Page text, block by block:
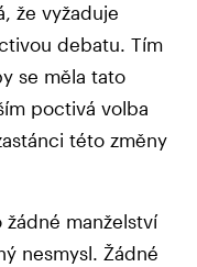
že vyžaduje
debatu. Tím
se měla tato
poctivá volba
této změny
manželství
nesmysl. Žádné